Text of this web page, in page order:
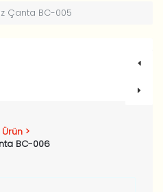
?
Çanta BC-005
>
BC-006